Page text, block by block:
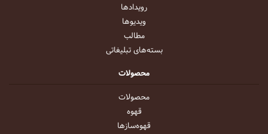
رویداد‌ها
ویدیو‌ها
مطالب
بسته‌های تبلیغاتی
محصولات
محصولات
قهوه
قهوه‌ساز‌ها